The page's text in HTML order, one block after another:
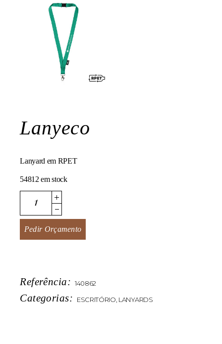
Lanyeco
Lanyard em RPET
54812 em stock
Lanyeco quantity
Pedir Orçamento
Referência: 140862
Categorias: ESCRITÓRIO LANYARDS